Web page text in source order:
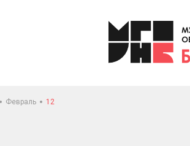
Февраль 12